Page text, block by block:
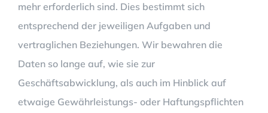
mehr erforderlich sind. Dies bestimmt sich
entsprechend der jeweiligen Aufgaben und
vertraglichen Beziehungen. Wir bewahren die
Daten so lange auf, wie sie zur
Geschäftsabwicklung, als auch im Hinblick auf
etwaige Gewährleistungs- oder Haftungspflichten